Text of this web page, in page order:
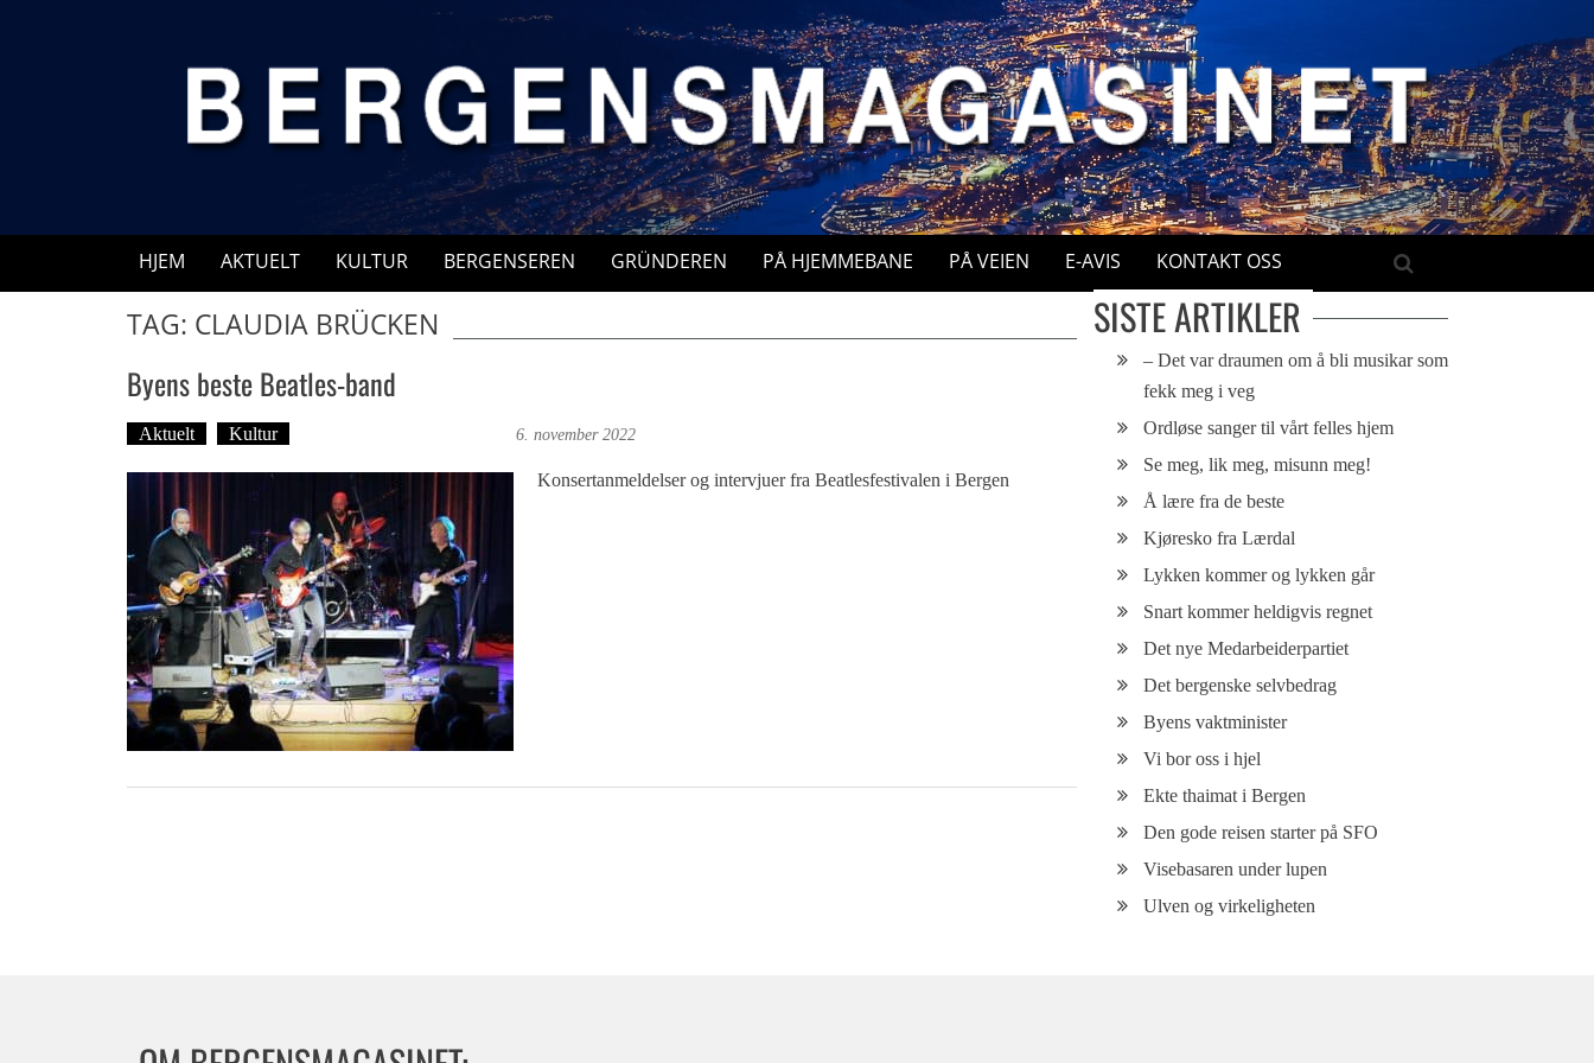
HJEM AKTUELT KULTUR BERGENSEREN GRÜNDEREN PÅ HJEMMEBANE PÅ VEIEN E-AVIS KONTAKT OSS
TAG: CLAUDIA BRÜCKEN
Byens beste Beatles-band
Aktuelt Kultur 6. november 2022
Konsertanmeldelser og intervjuer fra Beatlesfestivalen i Bergen
SISTE ARTIKLER
– Det var draumen om å bli musikar som
fekk meg i veg
Ordløse sanger til vårt felles hjem
Se meg, lik meg, misunn meg!
Å lære fra de beste
Kjøresko fra Lærdal
Lykken kommer og lykken går
Snart kommer heldigvis regnet
Det nye Medarbeiderpartiet
Det bergenske selvbedrag
Byens vaktminister
Vi bor oss i hjel
Ekte thaimat i Bergen
Den gode reisen starter på SFO
Visebasaren under lupen
Ulven og virkeligheten